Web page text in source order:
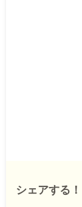
シェアする！